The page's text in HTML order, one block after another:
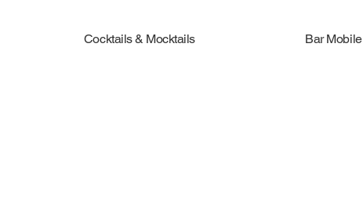
Cocktails & Mocktails Bar Mobile